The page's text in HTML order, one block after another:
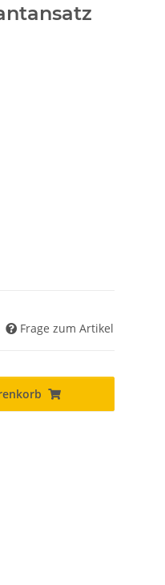
Frage zum Artikel